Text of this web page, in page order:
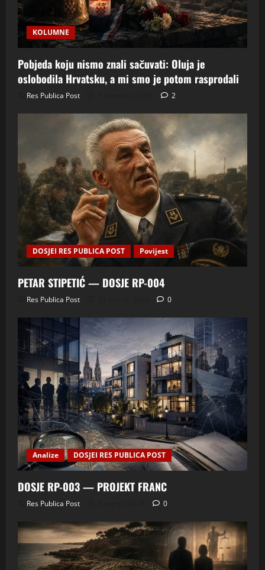
KOLUMNE
Pobjeda koju nismo znali sačuvati: Oluja je
oslobodila Hrvatsku, a mi smo je potom rasprodali
Res Publica Post 2
DOSJEI RES PUBLICA POST Povijest
PETAR STIPETIĆ — DOSJE RP-004
Res Publica Post 0
Analize DOSJEI RES PUBLICA POST
DOSJE RP-003 — PROJEKT FRANC
Res Publica Post 0